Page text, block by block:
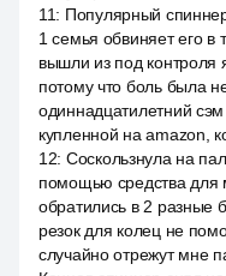
11: Популярный
1 семья обвиняет его в
вышли из под контроля
потому что боль была
одиннадцатилетний
купленной на amazon,
12: Соскользнула на
помощью средства для
обратились в 2 разные
резок для колец не
случайно отрежут мне